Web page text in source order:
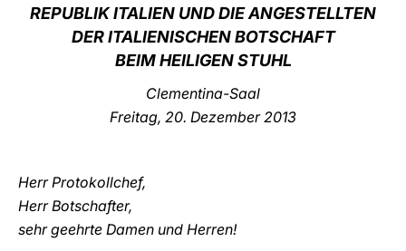
REPUBLIK ITALIEN UND DIE ANGESTELLTEN
DER ITALIENISCHEN BOTSCHAFT
BEIM HEILIGEN STUHL
Clementina-Saal
Freitag, 20. Dezember 2013
Herr Protokollchef,
Herr Botschafter,
sehr geehrte Damen und Herren!